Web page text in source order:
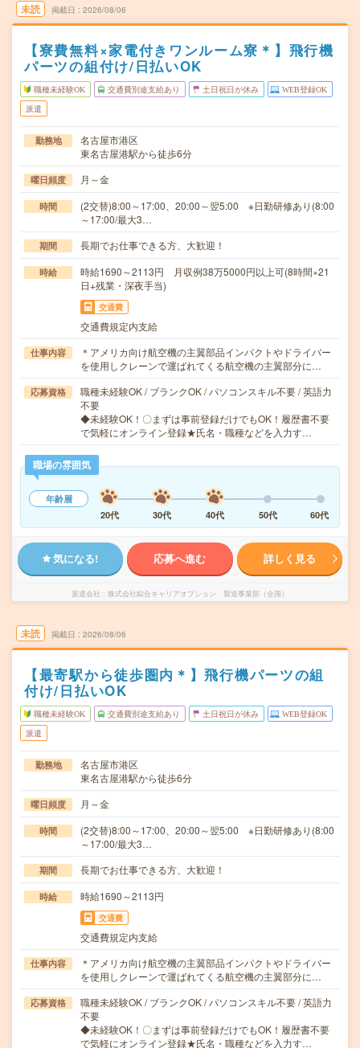
未読 掲載日 2026/08/06
【寮費無料×家電付きワンルーム寮＊】飛行機
パーツの組付け/日払いOK
職種未経験OK 交通費別途支給あり 土日祝日が休み WEB登録OK
派遣
勤務地
名古屋市港区
東名古屋港駅から徒歩6分
曜日頻度 月～金
時間
(2交替)8:00～17:00、20:00～翌5:00 ※日勤研修あり(8:00
～17:00/最大3…
期間 長期でお仕事できる方、大歓迎！
時給
時給1690～2113円 月収例38万5000円以上可(8時間×21
日+残業・深夜手当)
交通費
交通費規定内支給
仕事内容
＊アメリカ向け航空機の主翼部品インパクトやドライバー
を使用しクレーンで運ばれてくる航空機の主翼部分に…
応募資格
職種未経験OK / ブランクOK / パソコンスキル不要 / 英語力
不要
◆未経験OK！〇まずは事前登録だけでもOK！履歴書不要
で気軽にオンライン登録★氏名・職種などを入力す…
職場の雰囲気
年齢層
20代
30代 40代 50代 60代
気になる! 応募へ進む 詳しく見る
派遣会社 株式会社綜合キャリアオプション 製造事業部（全国）
未読 掲載日 2026/08/06
【最寄駅から徒歩圏内＊】飛行機パーツの組
付け/日払いOK
職種未経験OK 交通費別途支給あり 土日祝日が休み WEB登録OK
派遣
勤務地
名古屋市港区
東名古屋港駅から徒歩6分
曜日頻度 月～金
時間
(2交替)8:00～17:00、20:00～翌5:00 ※日勤研修あり(8:00
～17:00/最大3…
期間 長期でお仕事できる方、大歓迎！
時給 時給1690～2113円
交通費
交通費規定内支給
仕事内容
＊アメリカ向け航空機の主翼部品インパクトやドライバー
を使用しクレーンで運ばれてくる航空機の主翼部分に…
応募資格
職種未経験OK / ブランクOK / パソコンスキル不要 / 英語力
不要
◆未経験OK！〇まずは事前登録だけでもOK！履歴書不要
で気軽にオンライン登録★氏名・職種などを入力す…